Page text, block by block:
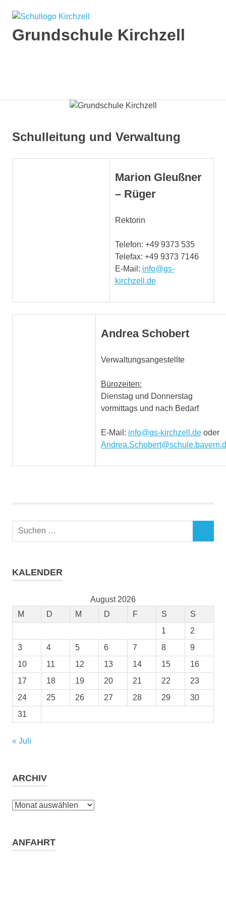
Inhalt
springenGrundschule Kirchzell
im
Miltenberg,
Schulleitung und Verwaltung
Marion Gleußner
– Rüger
Rektorin
Telefon: +49 9373 535
Telefax: +49 9373 7146
E-Mail: info@gs-
kirchzell.de
Andrea Schobert
Verwaltungsangestellte
Bürozeiten:
Dienstag und Donnerstag
vormittags und nach Bedarf
E-Mail: info@gs-kirchzell.deoder
Suchen
KALENDER
August 2026
M
D M D F S
S
1
2
3
4 5 6 7 8
9
10
11 12 13 14 15
16
17
18 19 20 21 22
23
24
25 26 27 28 29
30
31
« Juli
ARCHIV
Archiv
ANFAHRT